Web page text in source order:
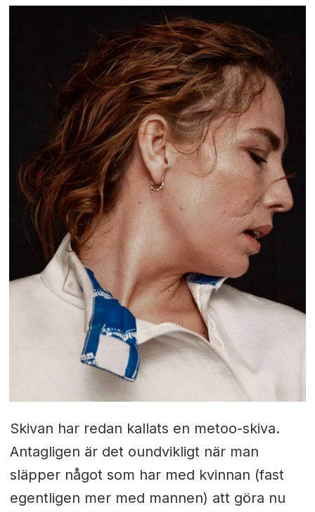
Skivan har redan kallats en metoo-skiva.
Antagligen är det oundvikligt när man
släpper något som har med kvinnan (fast
egentligen mer med mannen) att göra nu